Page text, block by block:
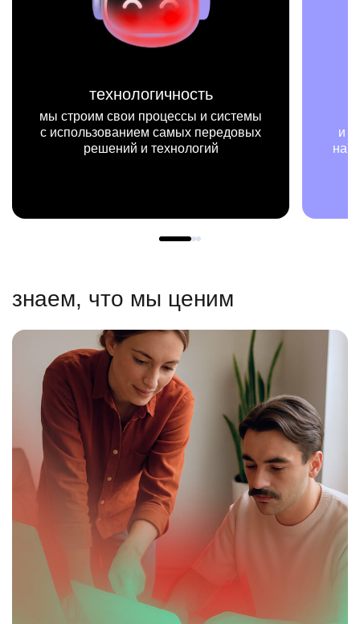
свои процессы и системы
самых передовых
и технологий
и примерах видим,
нашей работы
знаем, что мы ценим